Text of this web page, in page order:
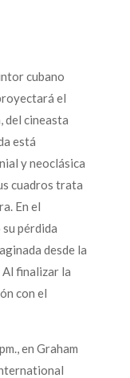
cubano
el
del cineasta
está
y neoclásica
cuadros trata
En el
pérdida
desde la
finalizar la
con el
en Graham